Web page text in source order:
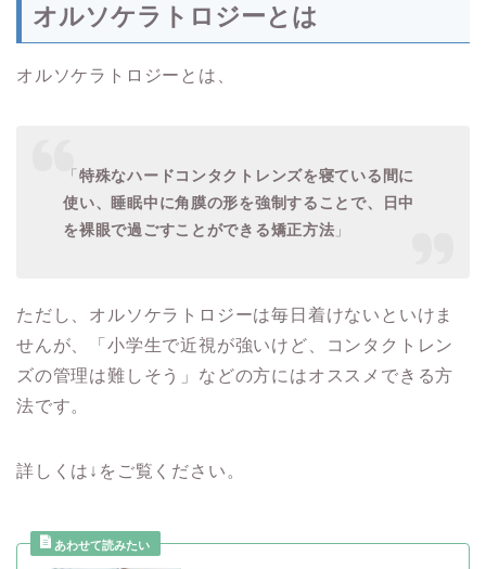
オルソケラトロジーとは
オルソケラトロジーとは、
「 特殊なハードコンタクトレンズを寝ている間に
使い、睡眠中に角膜の形を強制することで、日中
を裸眼で過ごすことができる矯正方法 」
ただし、オルソケラトロジーは毎日着けないといけま
せんが、「小学生で近視が強いけど、コンタクトレン
ズの管理は難しそう」などの方にはオススメできる方
法です。
詳しくは↓をご覧ください。